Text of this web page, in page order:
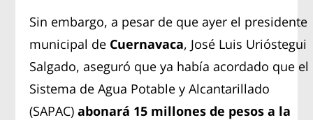
Sin embargo, a pesar de que ayer el presidente
municipal de Cuernavaca, José Luis Urióstegui
Salgado, aseguró que ya había acordado que el
Sistema de Agua Potable y Alcantarillado
(SAPAC)abonará 15 millones de pesos a la